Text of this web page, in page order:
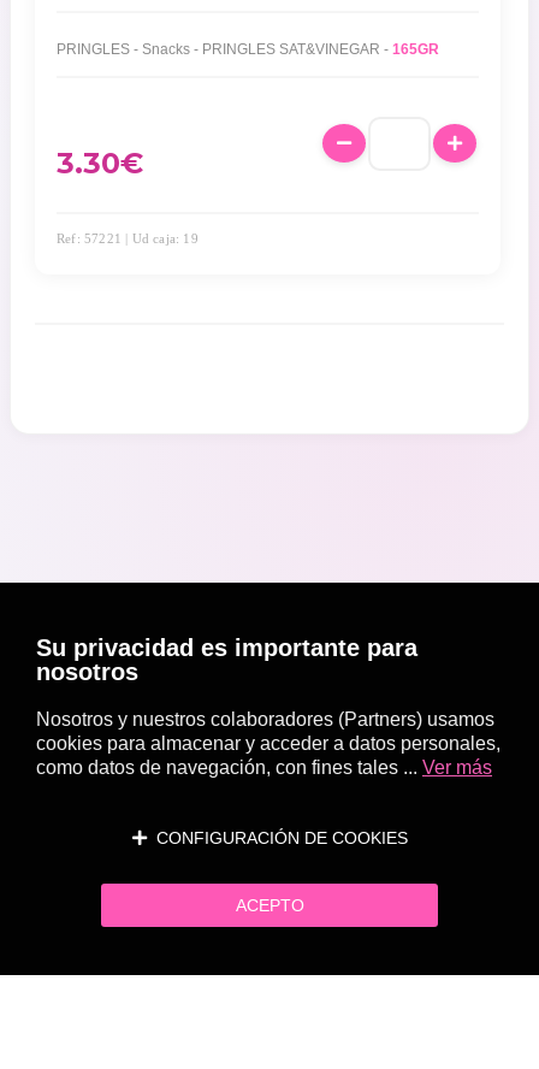
PRINGLES - Snacks - PRINGLES SAT&VINEGAR - 165GR
3.30€
Ref: 57221 | Ud caja: 19
Su privacidad es importante para
nosotros
Nosotros y nuestros colaboradores (Partners) usamos
cookies para almacenar y acceder a datos personales,
como datos de navegación, con fines tales ... Ver más
CONFIGURACIÓN DE COOKIES
ACEPTO